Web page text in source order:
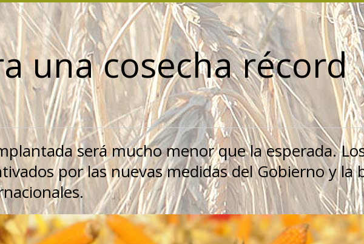
una cosecha récord
será mucho menor que la esperada.
por las nuevas medidas del Gobierno y la